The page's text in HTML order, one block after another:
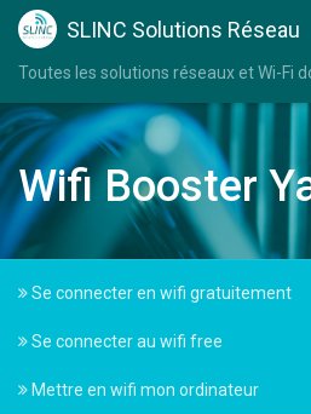
SLINC Solutions Réseau
Toutes les solutions réseaux et Wi-Fi
Wifi Booster
Se connecter en wifi gratuitement
Se connecter au wifi free
Mettre en wifi mon ordinateur